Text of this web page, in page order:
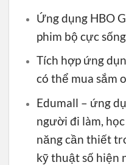
Ứng dụng HBO
phim bộ cực
Tích hợp ứng
có thể mua sắm
Edumall – ứng
người đi làm,
năng cần thiết
kỹ thuật số hiện